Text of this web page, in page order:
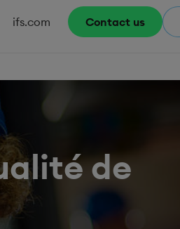
ifs.com Contact us
de